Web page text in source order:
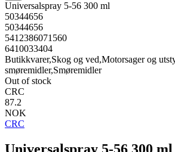
Universalspray 5-56 300 ml
50344656
50344656
5412386071560
6410033404
Butikkvarer,Skog og ved,Motorsager og
smøremidler,Smøremidler
Out of stock
CRC
87.2
NOK
CRC